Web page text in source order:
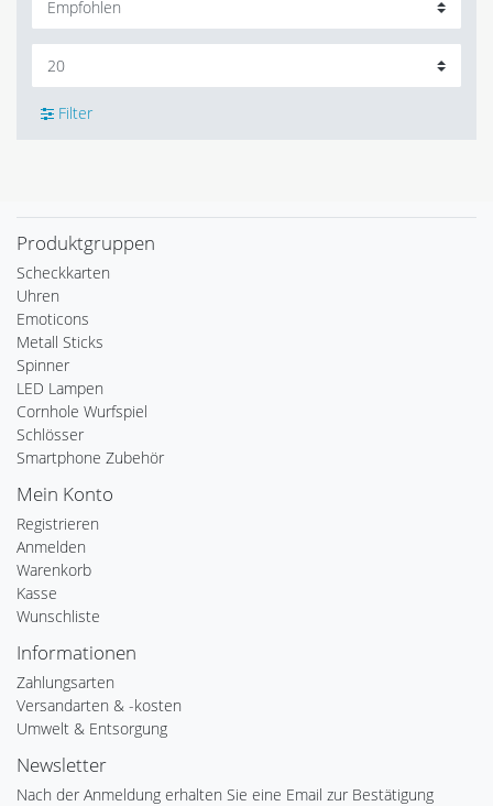
Filter
Produktgruppen
Scheckkarten
Uhren
Emoticons
Metall Sticks
Spinner
LED Lampen
Cornhole Wurfspiel
Schlösser
Smartphone Zubehör
Mein Konto
Registrieren
Anmelden
Warenkorb
Kasse
Wunschliste
Informationen
Zahlungsarten
Versandarten & -kosten
Umwelt & Entsorgung
Newsletter
Nach der Anmeldung erhalten Sie eine Email zur Bestätigung